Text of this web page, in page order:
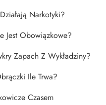
Narkotyki?
Jest Obowiązkowe?
Zapach Z Wykładziny?
Ile Trwa?
Czasem